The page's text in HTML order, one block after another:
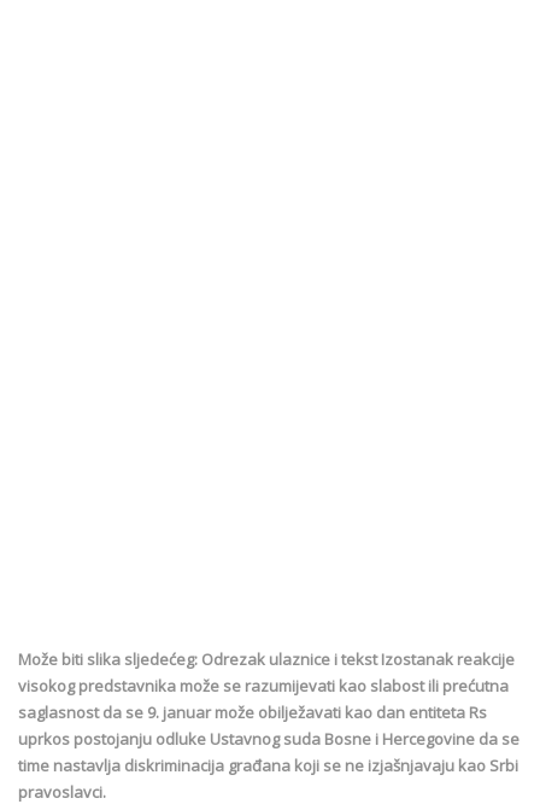
Može biti slika sljedećeg: Odrezak ulaznice i tekst Izostanak reakcije
visokog predstavnika može se razumijevati kao slabost ili prećutna
saglasnost da se 9. januar može obilježavati kao dan entiteta Rs
uprkos postojanju odluke Ustavnog suda Bosne i Hercegovine da se
time nastavlja diskriminacija građana koji se ne izjašnjavaju kao Srbi
pravoslavci.